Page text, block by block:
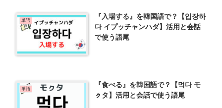
単語
『入場する』を韓国語で？【입장하
다 イプッチャンハダ】活用と会話
で使う語尾
単語
『食べる』を韓国語で？【먹다 モ
ㇰタ】活用と会話で使う語尾